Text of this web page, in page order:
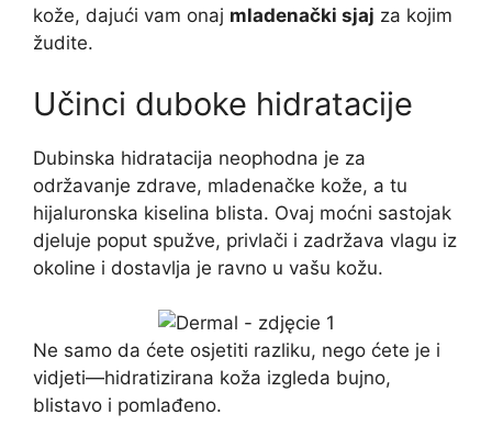
kože, dajući vam onaj mladenački sjaj za kojim
žudite.
Učinci duboke hidratacije
Dubinska hidratacija neophodna je za
održavanje zdrave, mladenačke kože, a tu
hijaluronska kiselina blista. Ovaj moćni sastojak
djeluje poput spužve, privlači i zadržava vlagu iz
okoline i dostavlja je ravno u vašu kožu.
Ne samo da ćete osjetiti razliku, nego ćete je i
vidjeti—hidratizirana koža izgleda bujno,
blistavo i pomlađeno.